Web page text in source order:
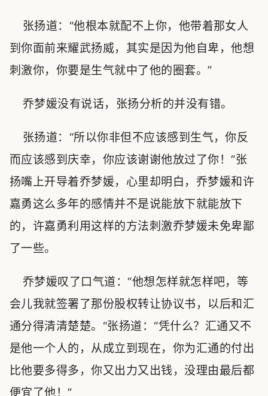
张扬道：“他根本就配不上你，他带着那女人
到你面前来耀武扬威，其实是因为他自卑，他想
刺激你，你要是生气就中了他的圈套。”
乔梦媛没有说话，张扬分析的并没有错。
张扬道：“所以你非但不应该感到生气，你反
而应该感到庆幸，你应该谢谢他放过了你！”张
扬嘴上开导着乔梦媛，心里却明白，乔梦媛和许
嘉勇这么多年的感情并不是说能放下就能放下
的，许嘉勇利用这样的方法刺激乔梦媛未免卑鄙
了一些。
乔梦媛叹了口气道：“他想怎样就怎样吧，等
会儿我就签署了那份股权转让协议书，以后和汇
通分得清清楚楚。“张扬道：“凭什么？汇通又不
是他一个人的，从成立到现在，你为汇通的付出
比他要多得多，你又出力又出钱，没理由最后都
便宜了他！”